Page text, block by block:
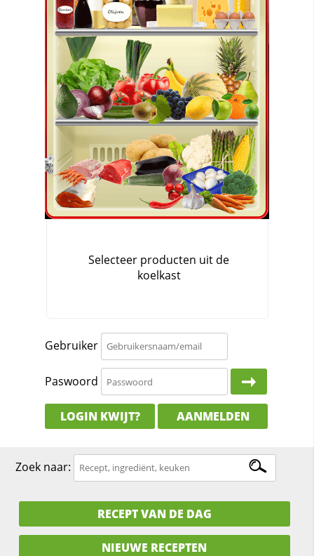
Gebruiker
Paswoord
LOGIN KWIJT? AANMELDEN
Zoek naar:
RECEPT VAN DE DAG
NIEUWE RECEPTEN